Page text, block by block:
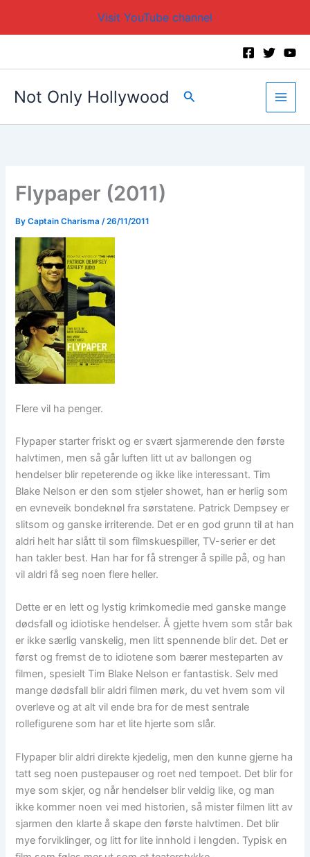
Visit YouTube channel
Not Only Hollywood Search
Flypaper (2011)
ByCaptain Charisma /26/11/2011
Flere vil ha penger.
Flypaper starter friskt og er svært sjarmerende den første
halvtimen, men så går luften litt ut av ballongen og
hendelser blir repeterende og ikke like interessant. Tim
Blake Nelson er den som stjeler showet, han er herlig som
en evneveik bondeknøl fra sørstatene. Patrick Dempsey er
slitsom og ganske irriterende. Det er en god grunn til at han
aldri helt har slått til som filmskuespiller, TV-serier er det
han takler best. Han har for få strenger å spille på, og han
vil aldri få seg noen flere heller.
Dette er en lett og lystig krimkomedie med ganske mange
dødsfall og idiotiske hendelser. Å gjette hvem som står bak
er ikke særlig vanskelig, men litt spennende blir det. Det er
først og fremst de to idiotene som bærer mesteparten av
filmen, spesielt Tim Blake Nelson er fantastisk. Selv med
mange dødsfall blir aldri filmen mørk, du vet hvem som vil
overleve og at alt vil ende bra for de mest sentrale
rollefigurene som har et lite hjerte som slår.
Flypaper blir aldri direkte kjedelig, men den kunne gjerne ha
tatt seg noen pustepauser og roet ned tempoet. Det blir for
mye som skjer, og når hendelser blir veldig like, og man
ikke kommer noen vei med historien, så mister filmen litt av
sjarmen den klarte å skape den første halvtimen. Det blir
mye forviklinger, og litt for lite innhold i lengden. Typisk en